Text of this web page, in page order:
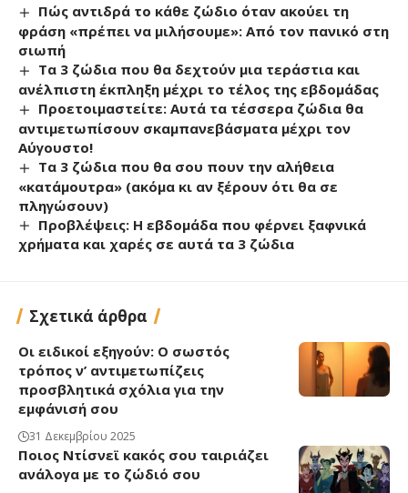
Πώς αντιδρά το κάθε ζώδιο όταν ακούει τη
φράση «πρέπει να μιλήσουμε»: Από τον πανικό στη
σιωπή
Τα 3 ζώδια που θα δεχτούν μια τεράστια και
ανέλπιστη έκπληξη μέχρι το τέλος της εβδομάδας
Προετοιμαστείτε: Αυτά τα τέσσερα ζώδια θα
αντιμετωπίσουν σκαμπανεβάσματα μέχρι τον
Αύγουστο!
Τα 3 ζώδια που θα σου πουν την αλήθεια
«κατάμουτρα» (ακόμα κι αν ξέρουν ότι θα σε
πληγώσουν)
Προβλέψεις: Η εβδομάδα που φέρνει ξαφνικά
χρήματα και χαρές σε αυτά τα 3 ζώδια
Σχετικά άρθρα
Οι ειδικοί εξηγούν: Ο σωστός
τρόπος ν’ αντιμετωπίζεις
προσβλητικά σχόλια για την
εμφάνισή σου
31 Δεκεμβρίου 2025
Ποιος Ντίσνεϊ κακός σου ταιριάζει
ανάλογα με το ζώδιό σου